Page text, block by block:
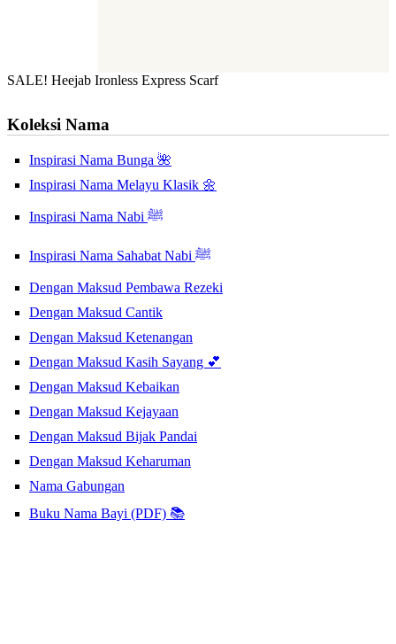
SALE! Heejab Ironless Express Scarf
Koleksi Nama
Inspirasi Nama Bunga 🌺
Inspirasi Nama Melayu Klasik 🌼
Inspirasi Nama Nabi ﷺ
Inspirasi Nama Sahabat Nabi ﷺ
Dengan Maksud Pembawa Rezeki
Dengan Maksud Cantik
Dengan Maksud Ketenangan
Dengan Maksud Kasih Sayang 💕
Dengan Maksud Kebaikan
Dengan Maksud Kejayaan
Dengan Maksud Bijak Pandai
Dengan Maksud Keharuman
Nama Gabungan
Buku Nama Bayi (PDF) 📚